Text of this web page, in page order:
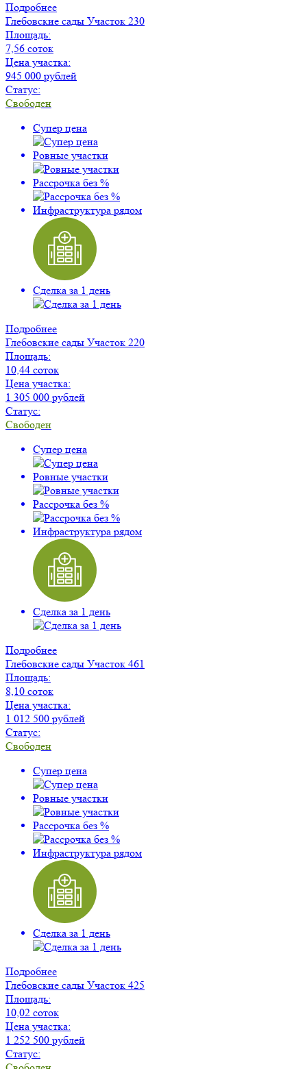
Подробнее
Глебовские сады Участок 230
Площадь:
7,56 соток
Цена участка:
945 000 рублей
Статус:
Свободен
Супер цена
Ровные участки
Рассрочка без %
Инфраструктура рядом
Сделка за 1 день
Подробнее
Глебовские сады Участок 220
Площадь:
10,44 соток
Цена участка:
1 305 000 рублей
Статус:
Свободен
Супер цена
Ровные участки
Рассрочка без %
Инфраструктура рядом
Сделка за 1 день
Подробнее
Глебовские сады Участок 461
Площадь:
8,10 соток
Цена участка:
1 012 500 рублей
Статус:
Свободен
Супер цена
Ровные участки
Рассрочка без %
Инфраструктура рядом
Сделка за 1 день
Подробнее
Глебовские сады Участок 425
Площадь:
10,02 соток
Цена участка:
1 252 500 рублей
Статус: